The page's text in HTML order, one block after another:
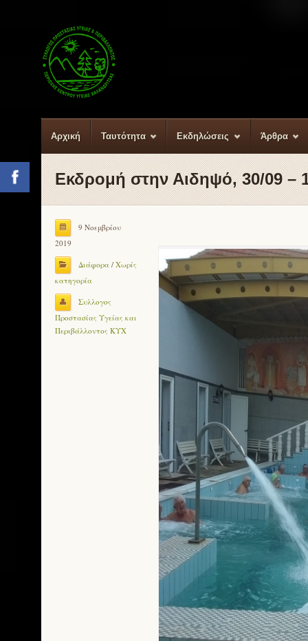
Αρχική Ταυτότητα Εκδηλώσεις Άρθρα
Εκδρομή στην Αιδηψό, 30/09 –
9 Νοεμβρίου
2019
Διάφορα / Χωρίς
κατηγορία
Συλλογος
Προστασίας Υγείας και
Περιβάλλοντος ΚΥΧ
Facebook